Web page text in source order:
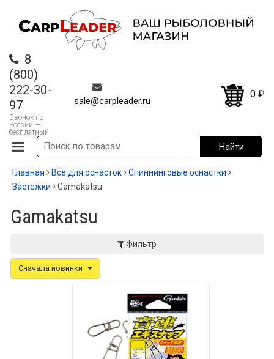
8
(800)
222-30-
97
Звонок по
России —
бесплатный
sale@carpleader.ru
0 ₽
Главная Всё для оснасток
Спиннинговые оснастки
Застежки
Gamakatsu
Gamakatsu
Фильтр
Сначала новинки